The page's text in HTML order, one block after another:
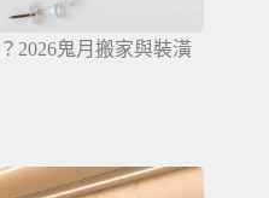
2026鬼月搬家與裝潢